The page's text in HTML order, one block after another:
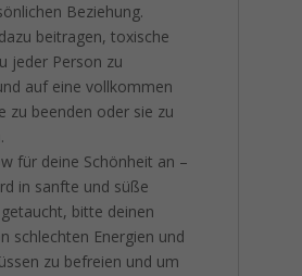
Beziehung.
beitragen, toxische
jeder Person zu
auf eine vollkommen
zu beenden oder sie zu
für deine Schönheit an –
in sanfte und süße
bitte deinen
schlechten Energien und
zu befreien und um